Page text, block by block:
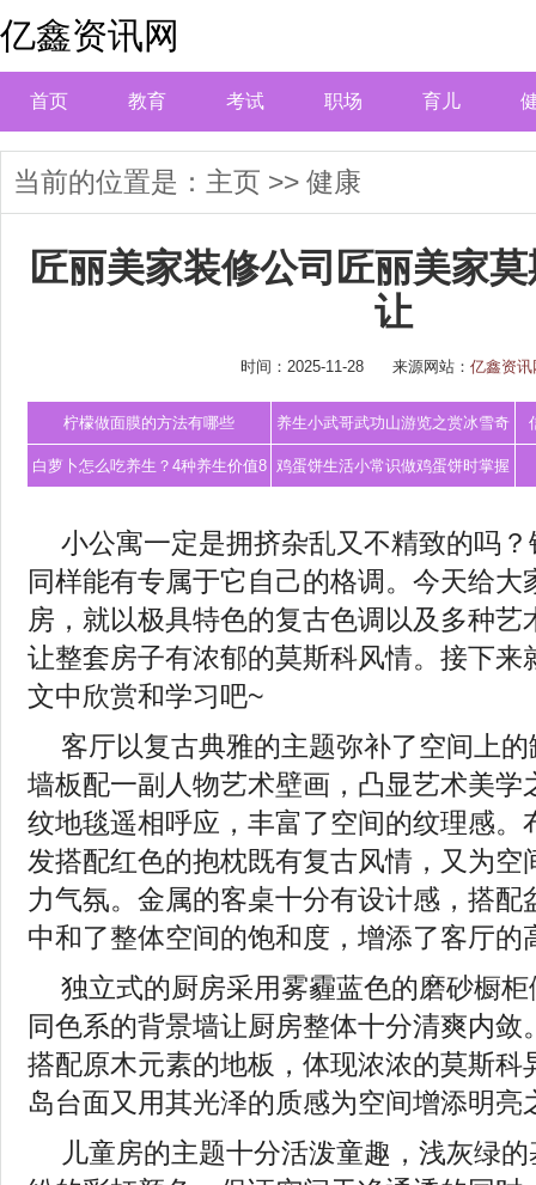
亿鑫资讯网
首页 教育 考试 职场 育儿
当前的位置是： 主页 >> 健康
匠丽美家装修公司匠丽美家
让
时间：2025-11-28 来源网站： 亿鑫资讯
柠檬做面膜的方法有哪些 养生小武哥武功山游览之赏冰雪奇
观泡养生温
白萝卜怎么吃养生？4种养生价值8 鸡蛋饼生活小常识做鸡蛋饼时掌握
小公寓一定是拥挤杂乱又不精致的吗
同样能有专属于它自己的格调。今天给大
房，就以极具特色的复古色调以及多种艺
让整套房子有浓郁的莫斯科风情。接下来
文中欣赏和学习吧~
客厅以复古典雅的主题弥补了空间上
墙板配一副人物艺术壁画，凸显艺术美学
纹地毯遥相呼应，丰富了空间的纹理感。
发搭配红色的抱枕既有复古风情，又为空
力气氛。金属的客桌十分有设计感，搭配
中和了整体空间的饱和度，增添了客厅的
独立式的厨房采用雾霾蓝色的磨砂橱
同色系的背景墙让厨房整体十分清爽内敛
搭配原木元素的地板，体现浓浓的莫斯科
岛台面又用其光泽的质感为空间增添明亮
儿童房的主题十分活泼童趣，浅灰绿